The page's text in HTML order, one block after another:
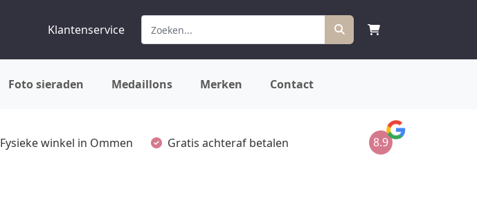
Klantenservice
Foto sieraden Medaillons Merken Contact
Fysieke winkel in Ommen Gratis achteraf betalen 8.9